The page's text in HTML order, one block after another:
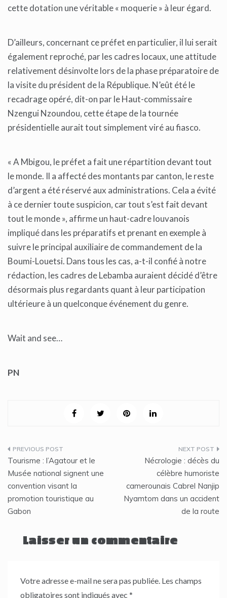
cette dotation une véritable « moquerie » à leur égard.
D’ailleurs, concernant ce préfet en particulier, il lui serait
également reproché, par les cadres locaux, une attitude
relativement désinvolte lors de la phase préparatoire de
la visite du président de la République. N’eût été le
recadrage opéré, dit-on par le Haut-commissaire
Nzengui Nzoundou, cette étape de la tournée
présidentielle aurait tout simplement viré au fiasco.
« A Mbigou, le préfet a fait une répartition devant tout
le monde. Il a affecté des montants par canton, le reste
d’argent a été réservé aux administrations. Cela a évité
à ce dernier toute suspicion, car tout s’est fait devant
tout le monde », affirme un haut-cadre louvanois
impliqué dans les préparatifs et prenant en exemple à
suivre le principal auxiliaire de commandement de la
Boumi-Louetsi. Dans tous les cas, a-t-il confié à notre
rédaction, les cadres de Lebamba auraient décidé d’être
désormais plus regardants quant à leur participation
ultérieure à un quelconque événement du genre.
Wait and see…
PN
Navigation
de
l’article
Tourisme : l’Agatour et le
Musée national signent une
convention visant la
promotion touristique au
Gabon
Nécrologie : décès du
célèbre humoriste
camerounais Cabrel Nanjip
Nyamtom dans un accident
de la route
Laisser un commentaire
Votre adresse e-mail ne sera pas publiée. Les champs
obligatoires sont indiqués avec *